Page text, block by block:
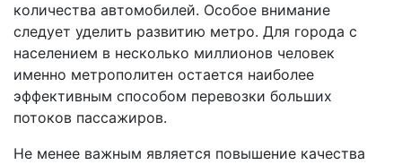
количества автомобилей. Особое внимание
следует уделить развитию метро. Для города с
населением в несколько миллионов человек
именно метрополитен остается наиболее
эффективным способом перевозки больших
потоков пассажиров.
Не менее важным является повышение качества